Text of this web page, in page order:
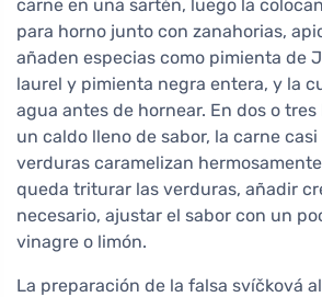
carne en una sartén, luego la
para horno junto con zanahorias,
añaden especias como pimienta de
laurel y pimienta negra entera, y la
agua antes de hornear. En dos o
un caldo lleno de sabor, la carne
verduras caramelizan
queda triturar las verduras, añadir
necesario, ajustar el sabor con un
vinagre o limón.
La preparación de la falsa svíčková